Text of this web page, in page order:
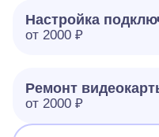
Настройка
от 2000 ₽
Ремонт
от 2000 ₽